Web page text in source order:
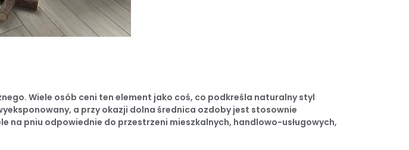
Wiele osób ceni ten element jako coś, co podkreśla naturalny styl
a przy okazji dolna średnica ozdoby jest stosownie
na pniu odpowiednie do przestrzeni mieszkalnych, handlowo-usługowych,